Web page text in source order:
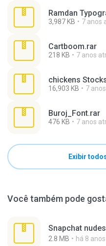
Ramdan
3,987 KB 7 anos
Cartboom.rar
218 KB 7 anos
chickens
16,903 KB 7
Buroj_Font.rar
476 KB 7 anos
Exibir
Você também pode
Snapchat
2.8 MB há 8 anos